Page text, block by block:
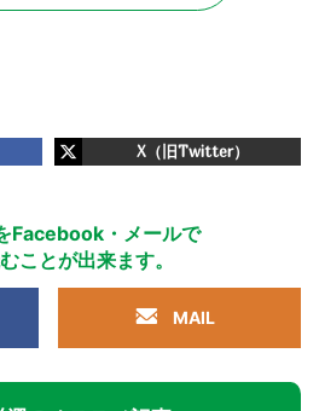
X（旧Twitter）
Facebook・メールで
ことが出来ます。
MAIL